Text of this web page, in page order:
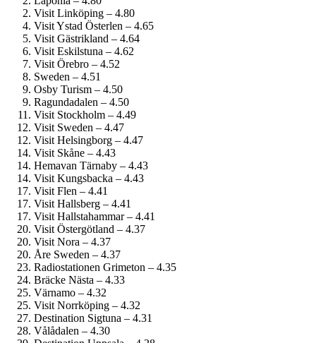
Visit Linköping – 4.80
Visit Ystad Österlen – 4.65
Visit Gästrikland – 4.64
Visit Eskilstuna – 4.62
Visit Örebro – 4.52
Sweden – 4.51
Osby Turism – 4.50
Ragundadalen – 4.50
Visit Stockholm – 4.49
Visit Sweden – 4.47
Visit Helsingborg – 4.47
Visit Skåne – 4.43
Hemavan Tärnaby – 4.43
Visit Kungsbacka – 4.43
Visit Flen – 4.41
Visit Hallsberg – 4.41
Visit Hallstahammar – 4.41
Visit Östergötland – 4.37
Visit Nora – 4.37
Åre Sweden – 4.37
Radiostationen Grimeton – 4.35
Bräcke Nästa – 4.33
Värnamo – 4.32
Visit Norrköping – 4.32
Destination Sigtuna – 4.31
Vålådalen – 4.30